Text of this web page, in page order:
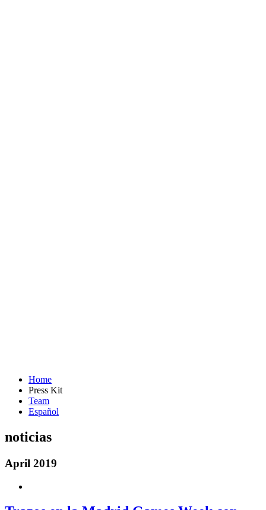
Home
Press Kit
Team
Español
noticias
April 2019